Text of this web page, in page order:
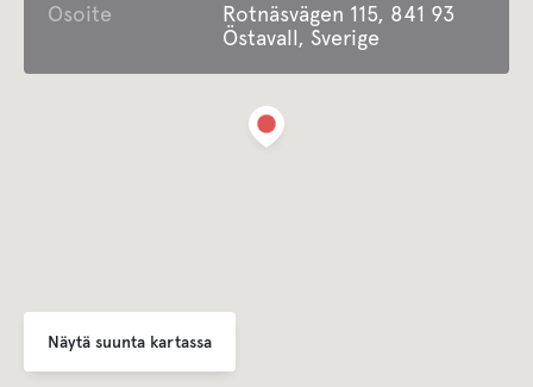
Wc
Latrine tyhjennetään
Osoite
Rotnäsvägen 115, 841 93
Östavall, Sverige
Näytä suunta kartassa